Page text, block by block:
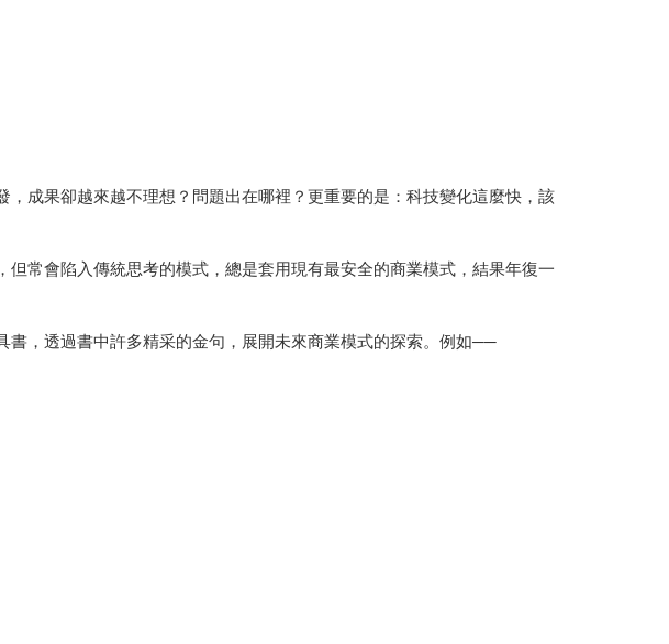
成果卻越來越不理想？問題出在哪裡？更重要的是：科技變化這麼快，該
常會陷入傳統思考的模式，總是套用現有最安全的商業模式，結果年復一
，透過書中許多精采的金句，展開未來商業模式的探索。例如──